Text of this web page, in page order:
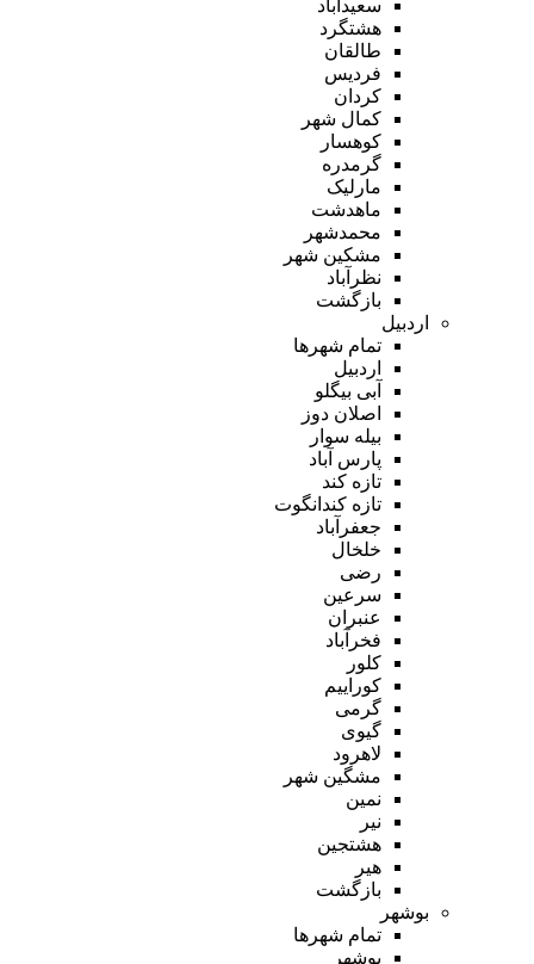
سعیدآباد
هشتگرد
طالقان
فردیس
کردان
کمال شهر
کوهسار
گرمدره
مارلیک
ماهدشت
محمدشهر
مشکین شهر
نظرآباد
بازگشت
اردبیل
تمام شهر‌ها
اردبیل
آبی بیگلو
اصلان دوز
بیله سوار
پارس آباد
تازه کند
تازه کندانگوت
جعفرآباد
خلخال
رضی
سرعین
عنبران
فخرآباد
کلور
کوراییم
گرمی
گیوی
لاهرود
مشگین شهر
نمین
نیر
هشتجین
هیر
بازگشت
بوشهر
تمام شهر‌ها
بوشهر